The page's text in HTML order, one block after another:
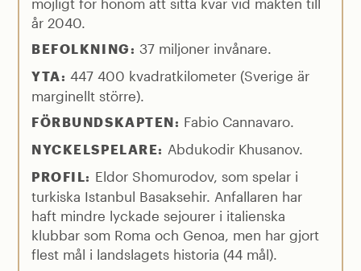
år 2040.
BEFOLKNING: 37 miljoner invånare.
YTA: 447 400 kvadratkilometer (Sverige är
marginellt större).
FÖRBUNDSKAPTEN: Fabio Cannavaro.
NYCKELSPELARE: Abdukodir Khusanov.
PROFIL: Eldor Shomurodov, som spelar i
turkiska Istanbul Basaksehir. Anfallaren har
haft mindre lyckade sejourer i italienska
klubbar som Roma och Genoa, men har gjort
flest mål i landslagets historia (44 mål).